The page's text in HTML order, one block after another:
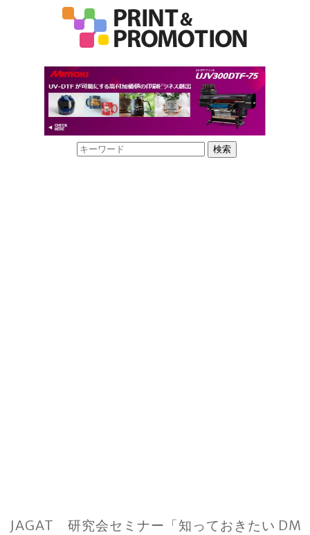
JAGAT 研究会セミナー「知っておきたい DM